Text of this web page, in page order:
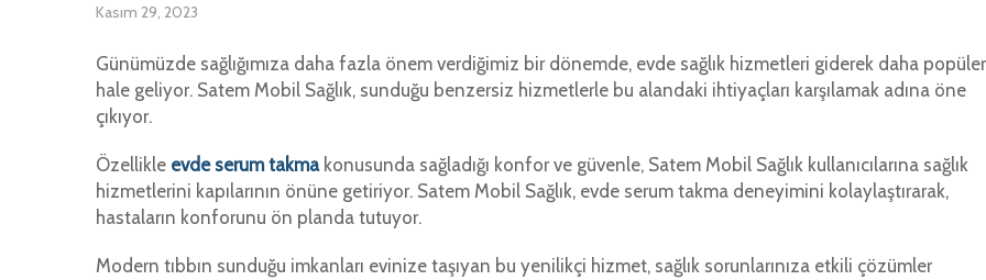
Kasım 29, 2023
Günümüzde sağlığımıza daha fazla önem verdiğimiz bir dönemde, evde sağlık hizmetleri giderek daha popüler
hale geliyor. Satem Mobil Sağlık, sunduğu benzersiz hizmetlerle bu alandaki ihtiyaçları karşılamak adına öne
çıkıyor.
Özellikle evde serum takmakonusunda sağladığı konfor ve güvenle, Satem Mobil Sağlık kullanıcılarına sağlık
hizmetlerini kapılarının önüne getiriyor. Satem Mobil Sağlık, evde serum takma deneyimini kolaylaştırarak,
hastaların konforunu ön planda tutuyor.
Modern tıbbın sunduğu imkanları evinize taşıyan bu yenilikçi hizmet, sağlık sorunlarınıza etkili çözümler